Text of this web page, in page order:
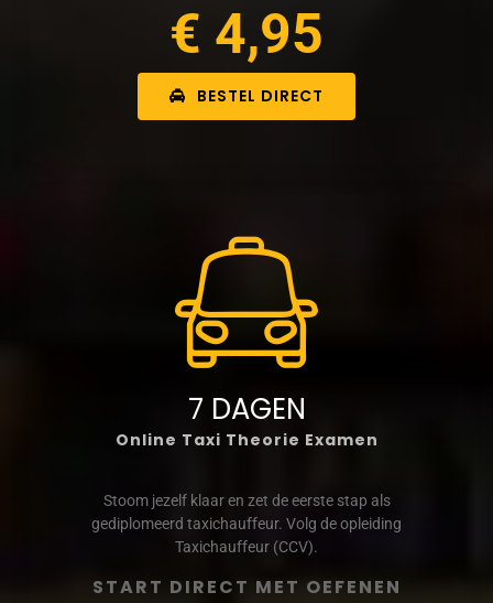
€ 4,95
BESTEL DIRECT
7 DAGEN
Online Taxi Theorie Examen
Stoom jezelf klaar en zet de eerste stap als
gediplomeerd taxichauffeur. Volg de opleiding
Taxichauffeur (CCV).
START DIRECT MET OEFENEN